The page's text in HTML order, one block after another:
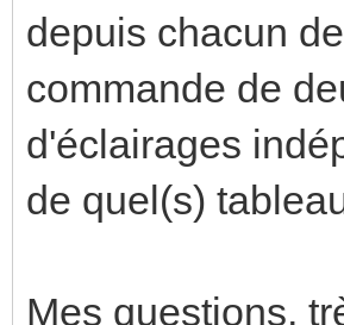
depuis chacun
commande de
d'éclairages
de quel(s)
Mes questions,